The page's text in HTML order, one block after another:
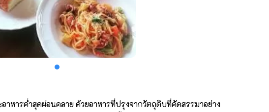
าหารค่ำสุดผ่อนคลาย ด้วยอาหารที่ปรุงจากวัตถุดิบที่คัดสรรมาอย่าง